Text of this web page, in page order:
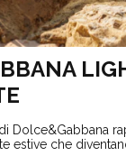
Dolce&Gabbana
estive che